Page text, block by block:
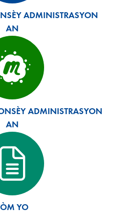
ADMINISTRASYON
AN
ADMINISTRASYON
AN
YO